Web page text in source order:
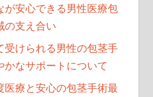
が安心できる男性医療包
の支え合い
受けられる男性の包茎手
なサポートについて
医療と安心の包茎手術最